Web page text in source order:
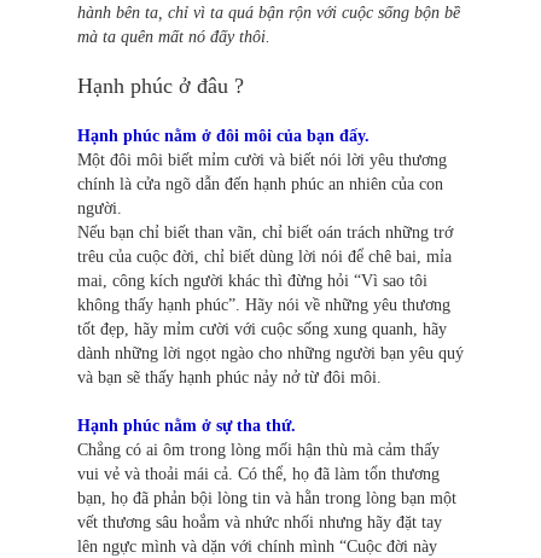
hành bên ta, chỉ vì ta quá bận rộn với cuộc sống bộn bề
mà ta quên mất nó đấy thôi.
Hạnh phúc ở đâu ?
Hạnh phúc nằm ở đôi môi của bạn đấy.
Một đôi môi biết mỉm cười và biết nói lời yêu thương
chính là cửa ngõ dẫn đến hạnh phúc an nhiên của con
người.
Nếu bạn chỉ biết than vãn, chỉ biết oán trách những trớ
trêu của cuộc đời, chỉ biết dùng lời nói để chê bai, mỉa
mai, công kích người khác thì đừng hỏi “Vì sao tôi
không thấy hạnh phúc”. Hãy nói về những yêu thương
tốt đẹp, hãy mỉm cười với cuộc sống xung quanh, hãy
dành những lời ngọt ngào cho những người bạn yêu quý
và bạn sẽ thấy hạnh phúc nảy nở từ đôi môi.
Hạnh phúc nằm ở sự tha thứ.
Chẳng có ai ôm trong lòng mối hận thù mà cảm thấy
vui vẻ và thoải mái cả. Có thể, họ đã làm tổn thương
bạn, họ đã phản bội lòng tin và hằn trong lòng bạn một
vết thương sâu hoắm và nhức nhối nhưng hãy đặt tay
lên ngực mình và dặn với chính mình “Cuộc đời này